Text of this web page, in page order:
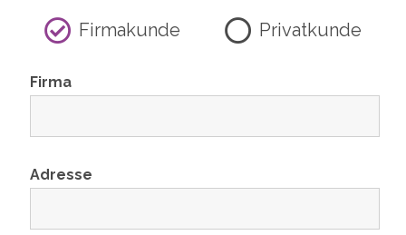
Firmakunde Privatkunde
Firma
Adresse